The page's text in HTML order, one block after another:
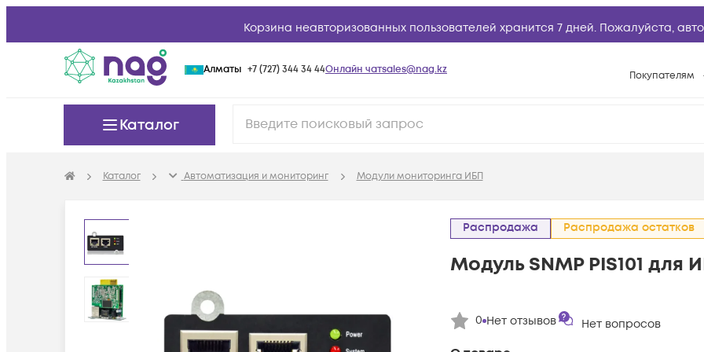
Корзина неавторизованных пользователей хранится 7 дней. Пожалуйста,
Алматы +7 (727) 344 34 44Онлайн чатsales@nag.kz Покупателям
Техническая
База знаний
Каталог
Каталог Автоматизация и мониторинг Модули мониторинга ИБП
Распродажа Распродажа остатков
Модуль SNMP PIS101 для
0 Нет отзывов Нет вопросов